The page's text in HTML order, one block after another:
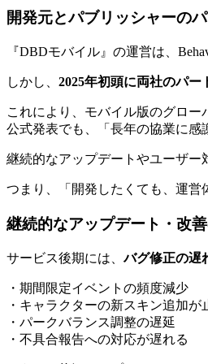
開発元とパブリッシャーの
『DBDモバイル』の運営は、
しかし、 2025年初頭に両社のパー
これにより、モバイル版のグロー
公式発表でも、「長年の協業に感
継続的なアップデートやユーザー
つまり、「開発したくても、運営
継続的なアップデート・改
サービス後期には、バグ修正の遅
・期間限定イベントの頻度減少
・キャラクターの新スキン追加が
・パークバランス調整の遅延
・不具合報告への対応が遅れる